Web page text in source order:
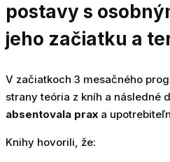
postavy s
jeho začiatku a
V začiatkoch 3 mesačného
strany teória z kníh a následné
absentovala prax a
Knihy hovorili, že: